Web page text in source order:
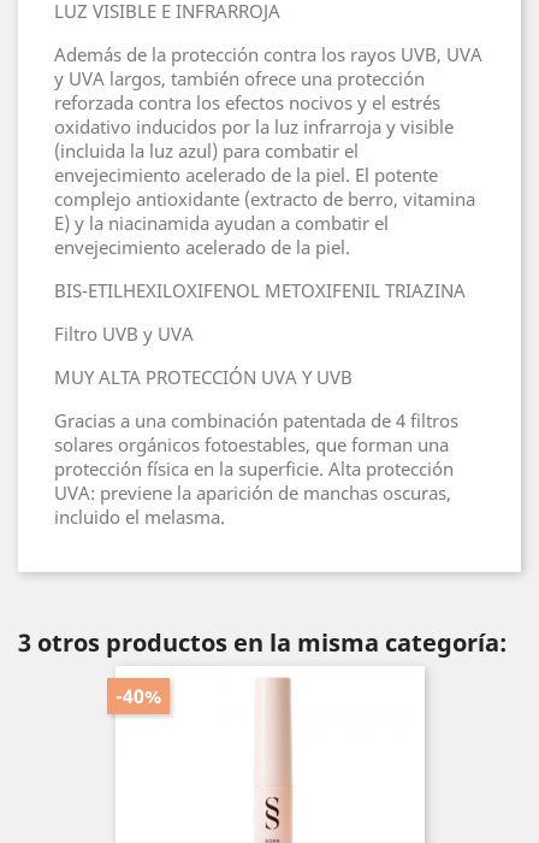
LUZ VISIBLE E INFRARROJA
Además de la protección contra los rayos UVB, UVA
y UVA largos, también ofrece una protección
reforzada contra los efectos nocivos y el estrés
oxidativo inducidos por la luz infrarroja y visible
(incluida la luz azul) para combatir el
envejecimiento acelerado de la piel. El potente
complejo antioxidante (extracto de berro, vitamina
E) y la niacinamida ayudan a combatir el
envejecimiento acelerado de la piel.
BIS-ETILHEXILOXIFENOL METOXIFENIL TRIAZINA
Filtro UVB y UVA
MUY ALTA PROTECCIÓN UVA Y UVB
Gracias a una combinación patentada de 4 filtros
solares orgánicos fotoestables, que forman una
protección física en la superficie. Alta protección
UVA: previene la aparición de manchas oscuras,
incluido el melasma.
3 otros productos en la misma categoría:
-40%